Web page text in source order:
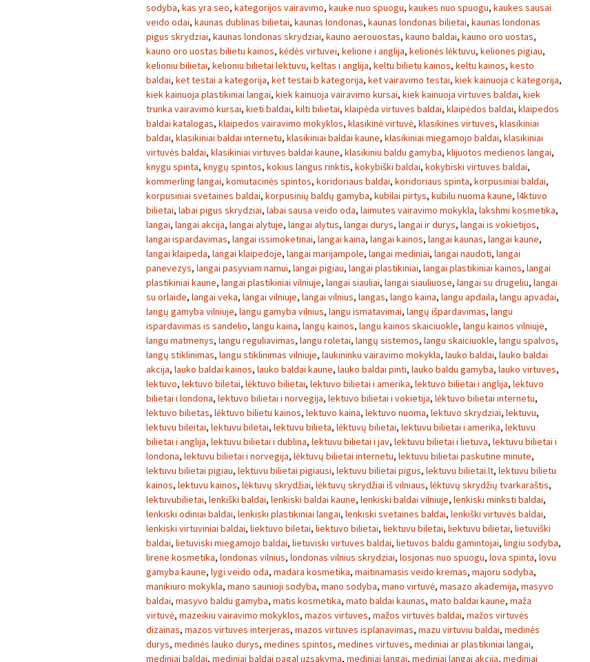
sodyba, kas yra seo, kategorijos vairavimo, kauke nuo spuogu, kaukes nuo spuogu, kaukes sausai
veido odai, kaunas dublinas bilietai, kaunas londonas, kaunas londonas bilietai, kaunas londonas
pigus skrydziai, kaunas londonas skrydziai, kauno aerouostas, kauno baldai, kauno oro uostas,
kauno oro uostas bilietu kainos, kėdės virtuvei, kelione i anglija, kelionės lėktuvu, keliones pigiau,
kelioniu bilietai, kelioniu bilietai lektuvu, keltas i anglija, keltu bilietu kainos, keltu kainos, kesto
baldai, ket testai a kategorija, ket testai b kategorija, ket vairavimo testai, kiek kainuoja c kategorija,
kiek kainuoja plastikiniai langai, kiek kainuoja vairavimo kursai, kiek kainuoja virtuves baldai, kiek
trunka vairavimo kursai, kieti baldai, kilti bilietai, klaipėda virtuves baldai, klaipėdos baldai, klaipedos
baldai katalogas, klaipedos vairavimo mokyklos, klasikinė virtuvė, klasikines virtuves, klasikiniai
baldai, klasikiniai baldai internetu, klasikiniai baldai kaune, klasikiniai miegamojo baldai, klasikiniai
virtuvės baldai, klasikiniai virtuves baldai kaune, klasikiniu baldu gamyba, klijuotos medienos langai,
knygu spinta, knygų spintos, kokius langus rinktis, kokybiški baldai, kokybiski virtuves baldai,
kommerling langai, komutacinės spintos, koridoriaus baldai, koridoriaus spinta, korpusiniai baldai,
korpusiniai svetaines baldai, korpusinių baldų gamyba, kubilai pirtys, kubilu nuoma kaune, l4ktuvo
bilietai, labai pigus skrydziai, labai sausa veido oda, laimutes vairavimo mokykla, lakshmi kosmetika,
langai, langai akcija, langai alytuje, langai alytus, langai durys, langai ir durys, langai is vokietijos,
langai ispardavimas, langai issimoketinai, langai kaina, langai kainos, langai kaunas, langai kaune,
langai klaipeda, langai klaipedoje, langai marijampole, langai mediniai, langai naudoti, langai
panevezys, langai pasyviam namui, langai pigiau, langai plastikiniai, langai plastikiniai kainos, langai
plastikiniai kaune, langai plastikiniai vilniuje, langai siauliai, langai siauliuose, langai su drugeliu, langai
su orlaide, langai veka, langai vilniuje, langai vilnius, langas, lango kaina, langu apdaila, langu apvadai,
langų gamyba vilniuje, langu gamyba vilnius, langu ismatavimai, langų išpardavimas, langu
ispardavimas is sandelio, langu kaina, langų kainos, langu kainos skaiciuokle, langu kainos vilniuje,
langu matmenys, langu reguliavimas, langu roletai, langų sistemos, langu skaiciuokle, langu spalvos,
langų stiklinimas, langu stiklinimas vilniuje, laukininku vairavimo mokykla, lauko baldai, lauko baldai
akcija, lauko baldai kainos, lauko baldai kaune, lauko baldai pinti, lauko baldu gamyba, lauko virtuves,
lektuvo, lektuvo biletai, lėktuvo bilietai, lektuvo bilietai i amerika, lektuvo bilietai i anglija, lektuvo
bilietai i londona, lektuvo bilietai i norvegija, lektuvo bilietai i vokietija, lėktuvo bilietai internetu,
lektuvo bilietas, lėktuvo bilietu kainos, lektuvo kaina, lektuvo nuoma, lektuvo skrydziai, lektuvu,
lektuvu bileitai, lektuvu biletai, lektuvu bilieta, lėktuvų bilietai, lektuvu bilietai i amerika, lektuvu
bilietai i anglija, lektuvu bilietai i dublina, lektuvu bilietai i jav, lektuvu bilietai i lietuva, lektuvu bilietai i
londona, lektuvu bilietai i norvegija, lėktuvų bilietai internetu, lektuvu bilietai paskutine minute,
lektuvu bilietai pigiau, lektuvu bilietai pigiausi, lektuvu bilietai pigus, lektuvu bilietai.lt, lektuvu bilietu
kainos, lektuvu kainos, lėktuvų skrydžiai, lėktuvų skrydžiai iš vilniaus, lėktuvų skrydžių tvarkaraštis,
lektuvubilietai, lenkiški baldai, lenkiski baldai kaune, lenkiski baldai vilniuje, lenkiski minksti baldai,
lenkiski odiniai baldai, lenkiski plastikiniai langai, lenkiski svetaines baldai, lenkiški virtuvės baldai,
lenkiski virtuviniai baldai, liektuvo biletai, liektuvo bilietai, liektuvu biletai, liektuvu bilietai, lietuviški
baldai, lietuviski miegamojo baldai, lietuviski virtuves baldai, lietuvos baldu gamintojai, lingiu sodyba,
lirene kosmetika, londonas vilnius, londonas vilnius skrydziai, losjonas nuo spuogu, lova spinta, lovu
gamyba kaune, lygi veido oda, madara kosmetika, maitinamasis veido kremas, majoru sodyba,
manikiuro mokykla, mano saunioji sodyba, mano sodyba, mano virtuvė, masazo akademija, masyvo
baldai, masyvo baldu gamyba, matis kosmetika, mato baldai kaunas, mato baldai kaune, maža
virtuvė, mazeikiu vairavimo mokyklos, mazos virtuves, mažos virtuvės baldai, mažos virtuvės
dizainas, mazos virtuves interjeras, mazos virtuves isplanavimas, mazu virtuviu baldai, medinės
durys, medinės lauko durys, medines spintos, medines virtuves, mediniai ar plastikiniai langai,
mediniai baldai, mediniai baldai pagal uzsakyma, mediniai langai, mediniai langai akcija, mediniai